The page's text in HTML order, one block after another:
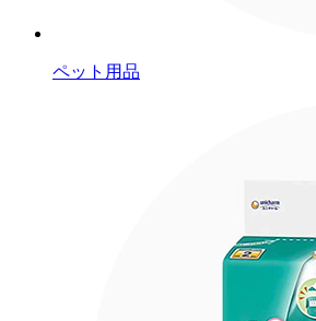
ペット用品